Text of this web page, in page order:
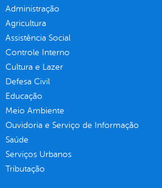
Administração
Agricultura
Assistência Social
Controle Interno
Cultura e Lazer
Defesa Civil
Educação
Meio Ambiente
Ouvidoria e Serviço de Informação
Saúde
Serviços Urbanos
Tributação